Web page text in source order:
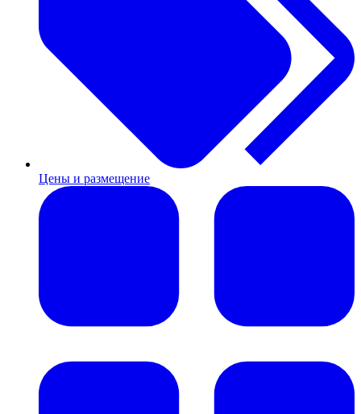
Цены и размещение